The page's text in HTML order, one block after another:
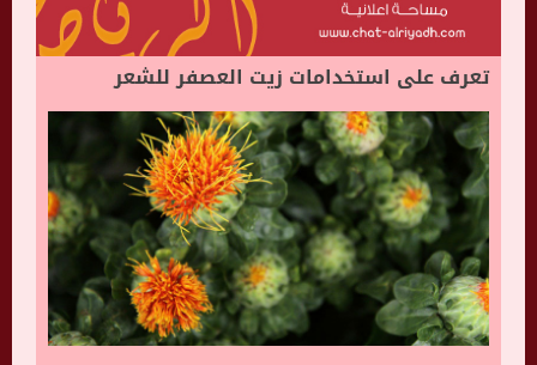
تعرف على استخدامات زيت العصفر للشعر